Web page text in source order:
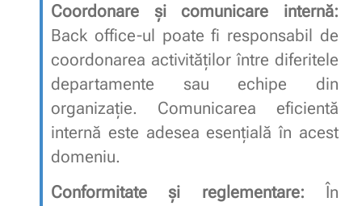
Coordonare și comunicare internă:
Back office-ul poate fi responsabil de
coordonarea activităților între diferitele
departamente sau echipe din
organizație. Comunicarea eficientă
internă este adesea esențială în acest
domeniu.
Conformitate și reglementare: În